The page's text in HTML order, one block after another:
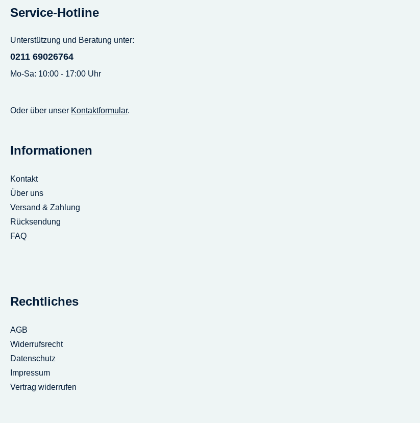
Service-Hotline
Unterstützung und Beratung unter:
0211 69026764
Mo-Sa: 10:00 - 17:00 Uhr
Oder über unser Kontaktformular.
Informationen
Kontakt
Über uns
Versand & Zahlung
Rücksendung
FAQ
Rechtliches
AGB
Widerrufsrecht
Datenschutz
Impressum
Vertrag widerrufen